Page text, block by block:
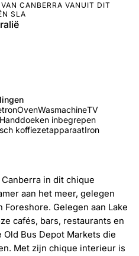
CANBERRA VANUIT DIT
SLA
OvenWasmachineTV
Handdoeken inbegrepen
koffiezetapparaatIron
in dit chique
aan het meer, gelegen
Gelegen aan Lake
cafés, bars, restaurants en
Bus Depot Markets die
Met zijn chique interieur is